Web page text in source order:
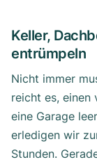
Keller,
entrümpeln
Nicht immer
reicht es, einen
eine Garage
erledigen wir
Stunden.